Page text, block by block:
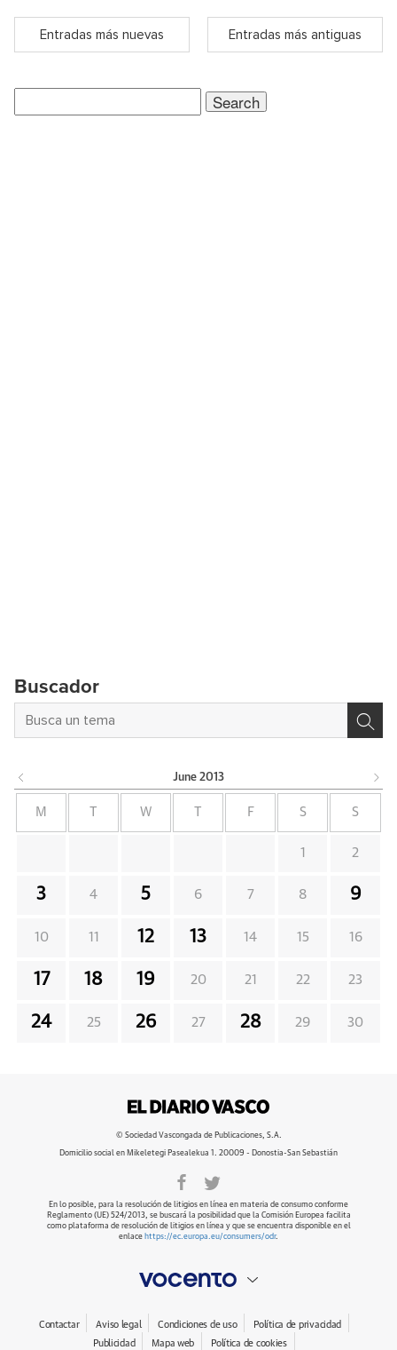
Entradas más nuevas Entradas más antiguas
Search
for:
Buscador
June 2013
M W F S S
1 2
3 4 5 6 7 8 9
10 11 12 13 14 15 16
17 18 19 20 21 22 23
24 25 26 27 28 29 30
© Sociedad Vascongada de Publicaciones, S.A.
Domicilio social en Mikeletegi Pasealekua 1. 20009 - Donostia-San Sebastián
En lo posible, para la resolución de litigios en línea en materia de consumo conforme
Reglamento (UE) 524/2013, se buscará la posibilidad que la Comisión Europea facilita
como plataforma de resolución de litigios en línea y que se encuentra disponible en el
enlace https://ec.europa.eu/consumers/odr.
Contactar Aviso legal Condiciones de uso
Política de privacidad
Publicidad
Mapa web Política de cookies